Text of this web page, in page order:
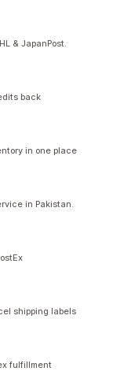
& JapanPost.
back
in one place
in Pakistan.
shipping labels
fulfillment